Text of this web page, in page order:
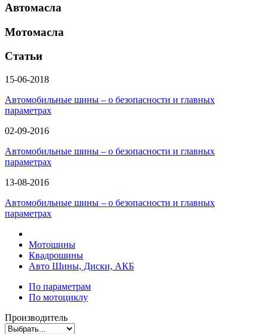
Автомасла
Мотомасла
Статьи
15-06-2018
Автомобильные шины – о безопасности и главных
параметрах
02-09-2016
Автомобильные шины – о безопасности и главных
параметрах
13-08-2016
Автомобильные шины – о безопасности и главных
параметрах
Мотошины
Квадрошины
Авто Шины, Диски, АКБ
По параметрам
По мотоциклу
Производитель